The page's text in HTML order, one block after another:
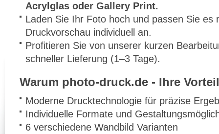
Acrylglas oder Gallery Print.
Laden Sie Ihr Foto hoch und passen Sie es
Druckvorschau individuell an.
Profitieren Sie von unserer kurzen
schneller Lieferung (1–3 Tage).
Warum photo-druck.de - Ihre
Moderne Drucktechnologie für präzise
Individuelle Formate und
6 verschiedene Wandbild Varianten